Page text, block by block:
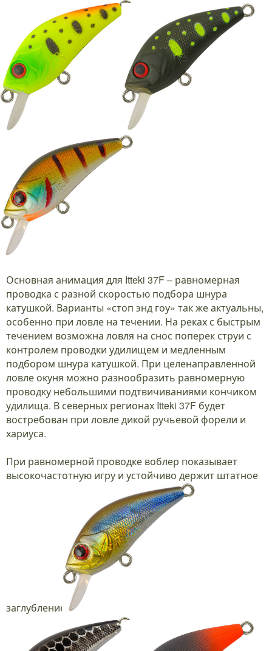
Основная анимация для Itteki 37F – равномерная
проводка с разной скоростью подбора шнура
катушкой. Варианты «стоп энд гоу» так же актуальны,
особенно при ловле на течении. На реках с быстрым
течением возможна ловля на снос поперек струи с
контролем проводки удилищем и медленным
подбором шнура катушкой. При целенаправленной
ловле окуня можно разнообразить равномерную
проводку небольшими подтвичиваниями кончиком
удилища. В северных регионах Itteki 37F будет
востребован при ловле дикой ручьевой форели и
хариуса.
При равномерной проводке воблер показывает
высокочастотную игру и устойчиво держит штатное
заглубление.